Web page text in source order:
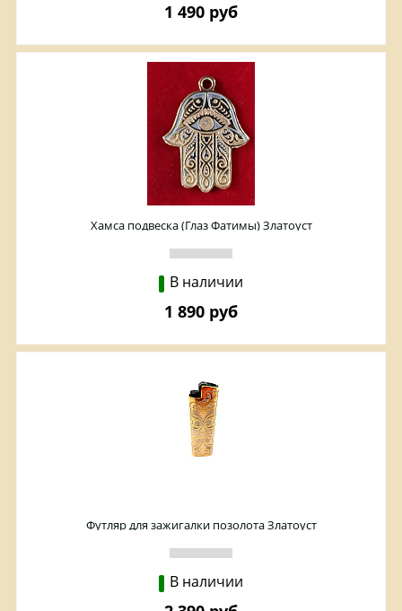
1 490 руб
Хамса подвеска (Глаз Фатимы) Златоуст
В наличии
1 890 руб
Футляр для зажигалки позолота Златоуст
В наличии